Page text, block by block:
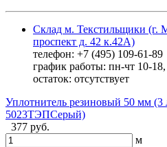
Склад м. Текстильщики (г.
проспект д. 42 к.42А)
телефон: +7 (495) 109-61-89
график работы: пн-чт 10-
остаток: отсутствует
Уплотнитель резиновый 50 мм (3
5023ТЭПСерый)
377 руб.
м